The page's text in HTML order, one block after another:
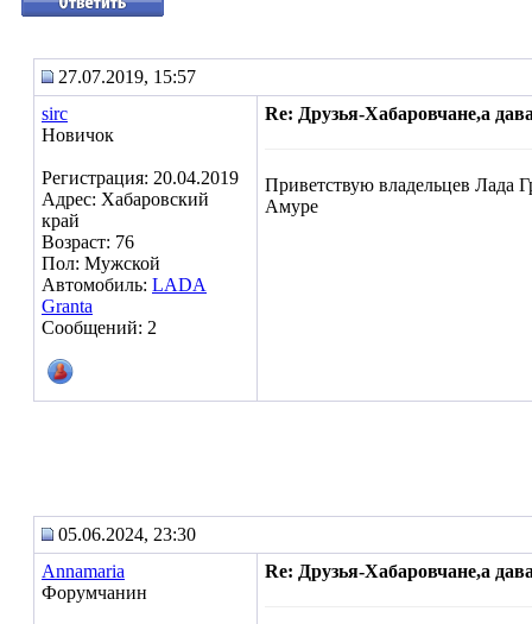
27.07.2019, 15:57
sirc
Новичок
Регистрация: 20.04.2019
Адрес: Хабаровский
край
Возраст: 76
Пол: Мужской
Автомобиль: LADA
Granta
Сообщений: 2
Re: Друзья-Хабаровчане,а
Приветствую владельцев Лада
Амуре
05.06.2024, 23:30
Annamaria
Форумчанин
Re: Друзья-Хабаровчане,а